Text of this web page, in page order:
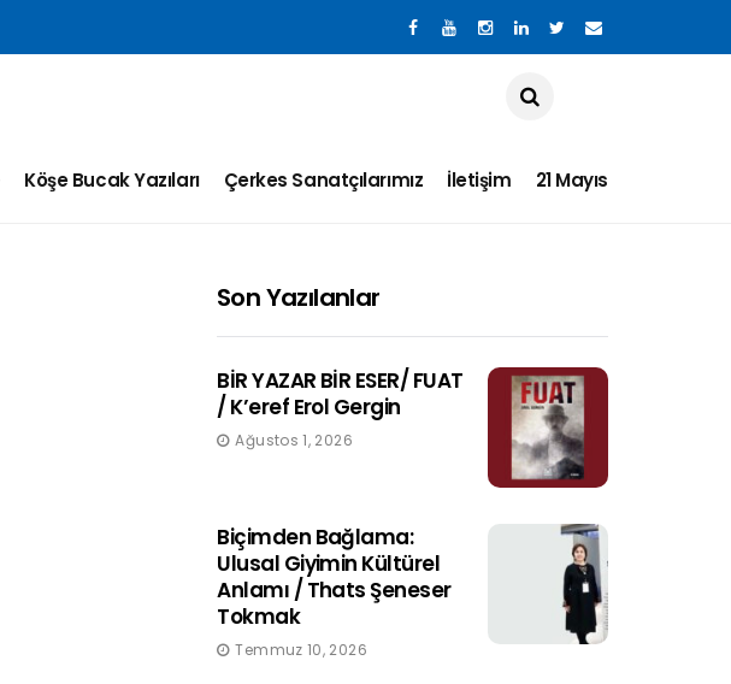
Köşe Bucak Yazıları Çerkes Sanatçılarımız İletişim 21 Mayıs
Son Yazılanlar
BİR YAZAR BİR ESER/ FUAT
/ K’eref Erol Gergin
Ağustos 1, 2026
Biçimden Bağlama:
Ulusal Giyimin Kültürel
Anlamı / Thats Şeneser
Tokmak
Temmuz 10, 2026